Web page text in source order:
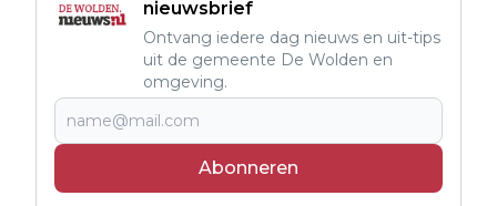
nieuwsbrief
Ontvang iedere dag nieuws en uit-tips
uit de gemeente De Wolden en
omgeving.
Abonneren